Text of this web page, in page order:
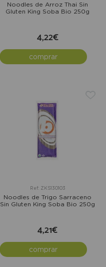
Noodles de Arroz Thai Sin
Gluten King Soba Bio 250g
4,22€
comprar
Ref: ZKS130103
Noodles de Trigo Sarraceno
Sin Gluten King Soba Bio 250g
4,21€
comprar